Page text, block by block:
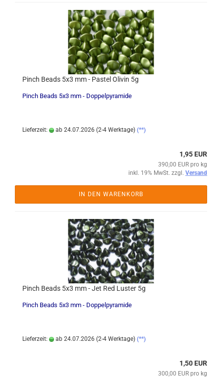
Pinch Beads 5x3 mm - Pastel Olivin 5g
Pinch Beads 5x3 mm - Doppelpyramide
Lieferzeit: ab 24.07.2026 (2-4 Werktage) (**)
1,95 EUR
390,00 EUR pro kg
inkl. 19% MwSt. zzgl. Versand
IN DEN WARENKORB
Pinch Beads 5x3 mm - Jet Red Luster 5g
Pinch Beads 5x3 mm - Doppelpyramide
Lieferzeit: ab 24.07.2026 (2-4 Werktage) (**)
1,50 EUR
300,00 EUR pro kg